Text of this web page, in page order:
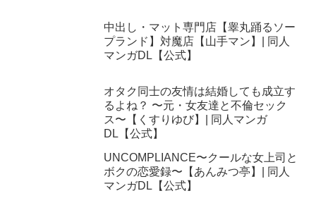
中出し・マット専門店【睾丸踊るソー
プランド】対魔店【山手マン】| 同人
マンガDL【公式】
オタク同士の友情は結婚しても成立す
るよね？ 〜元・女友達と不倫セック
ス〜【くすりゆび】| 同人マンガ
DL【公式】
UNCOMPLIANCE〜クールな女上司と
ボクの恋愛録〜【あんみつ亭】| 同人
マンガDL【公式】